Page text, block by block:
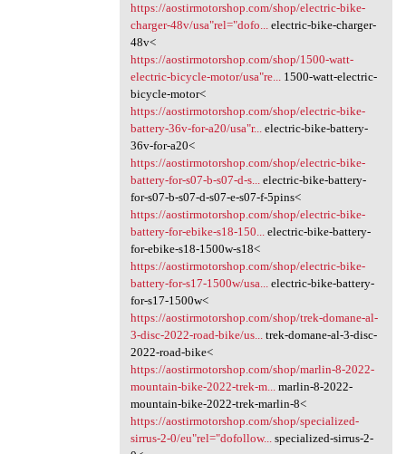
https://aostirmotorshop.com/shop/electric-bike-
charger-48v/usa"rel="dofo...electric-bike-charger-
48v<
https://aostirmotorshop.com/shop/1500-watt-
electric-bicycle-motor/usa"re...1500-watt-electric-
bicycle-motor<
https://aostirmotorshop.com/shop/electric-bike-
battery-36v-for-a20/usa"r...electric-bike-battery-
36v-for-a20<
https://aostirmotorshop.com/shop/electric-bike-
battery-for-s07-b-s07-d-s...electric-bike-battery-
for-s07-b-s07-d-s07-e-s07-f-5pins<
https://aostirmotorshop.com/shop/electric-bike-
battery-for-ebike-s18-150...electric-bike-battery-
for-ebike-s18-1500w-s18<
https://aostirmotorshop.com/shop/electric-bike-
battery-for-s17-1500w/usa...electric-bike-battery-
for-s17-1500w<
https://aostirmotorshop.com/shop/trek-domane-al-
3-disc-2022-road-bike/us...trek-domane-al-3-disc-
2022-road-bike<
https://aostirmotorshop.com/shop/marlin-8-2022-
mountain-bike-2022-trek-m...marlin-8-2022-
mountain-bike-2022-trek-marlin-8<
https://aostirmotorshop.com/shop/specialized-
sirrus-2-0/eu"rel="dofollow...specialized-sirrus-2-